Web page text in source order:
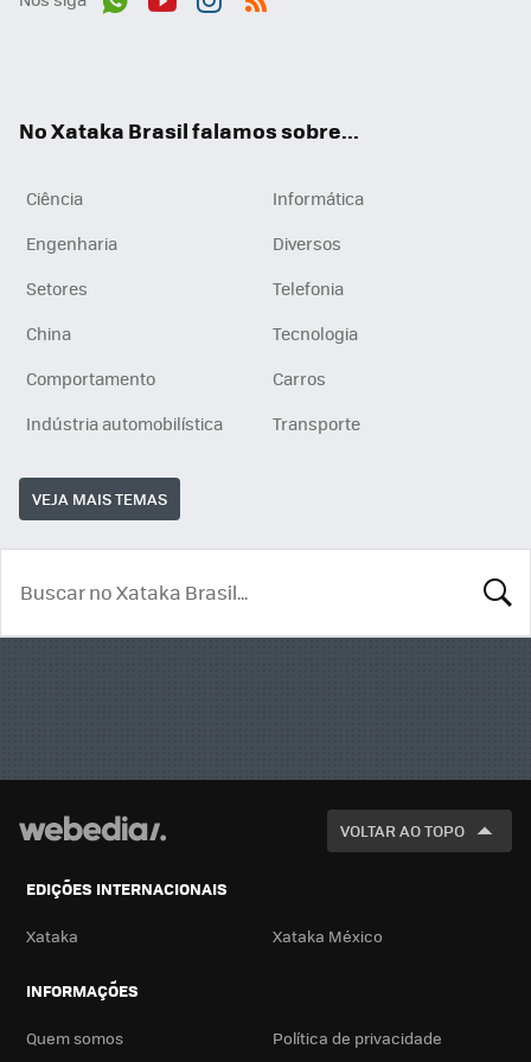
No Xataka Brasil falamos sobre...
Ciência
Informática
Engenharia
Diversos
Setores
Telefonia
China
Tecnologia
Comportamento
Carros
Indústria automobilística
Transporte
VEJA MAIS TEMAS
VOLTAR AO TOPO
EDIÇÕES INTERNACIONAIS
Xataka Xataka México
INFORMAÇÕES
Quem somos Política de privacidade